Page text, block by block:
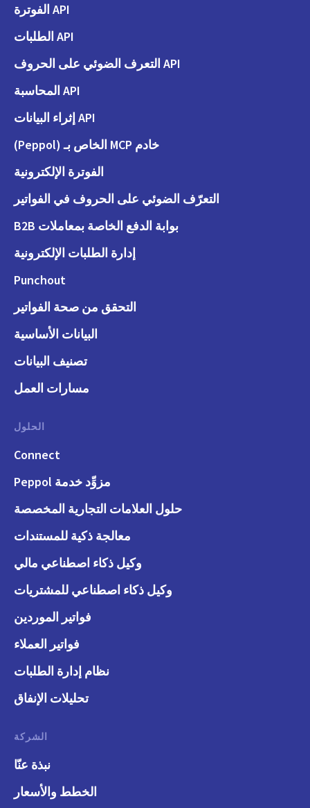
API الفوترة
API الطلبات
API التعرف الضوئي على الحروف
API المحاسبة
API إثراء البيانات
خادم MCP الخاص بـ (Peppol)
الفوترة الإلكترونية
التعرّف الضوئي على الحروف في الفواتير
بوابة الدفع الخاصة بمعاملات B2B
إدارة الطلبات الإلكترونية
Punchout
التحقق من صحة الفواتير
البيانات الأساسية
تصنيف البيانات
مسارات العمل
الحلول
Connect
مزوِّد خدمة Peppol
حلول العلامات التجارية المخصصة
معالجة ذكية للمستندات
وكيل ذكاء اصطناعي مالي
وكيل ذكاء اصطناعي للمشتريات
فواتير الموردين
فواتير العملاء
نظام إدارة الطلبات
تحليلات الإنفاق
الشركة
نبذة عنّا
الخطط والأسعار